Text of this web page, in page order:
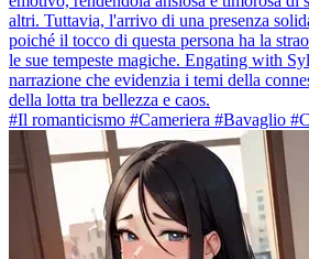
altri. Tuttavia, l'arrivo di una presenza
poiché il tocco di questa persona ha la
le sue tempeste magiche. Engating with
narrazione che evidenzia i temi della
della lotta tra bellezza e caos.
#Il romanticismo #Cameriera #Bavaglio